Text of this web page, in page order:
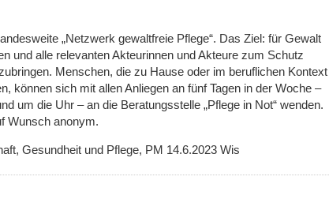
„Netzwerk gewaltfreie Pflege“. Das Ziel: für Gewalt
und alle relevanten Akteurinnen und Akteure zum Schutz
Menschen, die zu Hause oder im beruflichen Kontext
können sich mit allen Anliegen an fünf Tagen in der Woche –
um die Uhr – an die Beratungsstelle „Pflege in Not“ wenden.
Wunsch anonym.
Gesundheit und Pflege, PM 14.6.2023 Wis